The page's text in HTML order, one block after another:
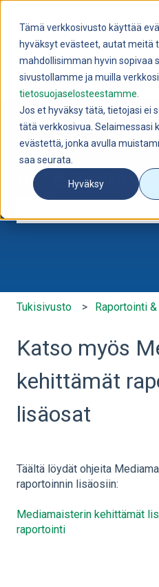
Tämä verkkosivusto käyttää
hyväksyt evästeet, autat meitä
mahdollisimman hyvin sopivaa
sivustollamme ja muilla
tietosuojaselosteestamme
Jos et hyväksy tätä, tietojasi ei
tätä verkkosivua. Selaimessasi
evästettä, jonka avulla
saa seurata.
Hyväksy
Hei! 👋 Kuinka
Tukisivusto Raportointi
Katso myös
kehittämät
lisäosat
Täältä löydät ohjeita
raportoinnin lisäosiin:
Mediamaisterin kehittämät
raportointi